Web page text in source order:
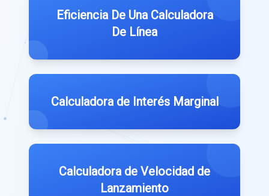
Eficiencia De Una Calculadora
De Línea
Calculadora de Interés Marginal
Calculadora de Velocidad de
Lanzamiento